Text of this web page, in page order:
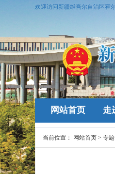
欢迎访问新疆维吾尔自治区霍
网站首页 走
当前位置： 网站首页 > 专